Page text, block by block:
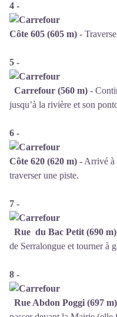
4 -
Côte 605 (605 m) -
5 -
Carrefour (560 m) -
jusqu’à la rivière et son
6 -
Côte 620 (620 m) - Arrivé à
traverser une piste.
7 -
Rue du Bac Petit (690 m)
de Serralongue et tourner à
8 -
Rue Abdon Poggi (697 m)